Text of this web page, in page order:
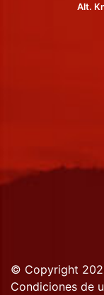
Alt.
© Copyright
Condiciones de